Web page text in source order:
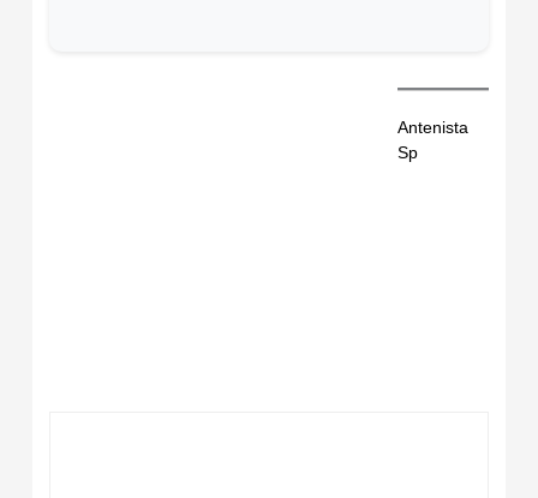
Antenista
Sp